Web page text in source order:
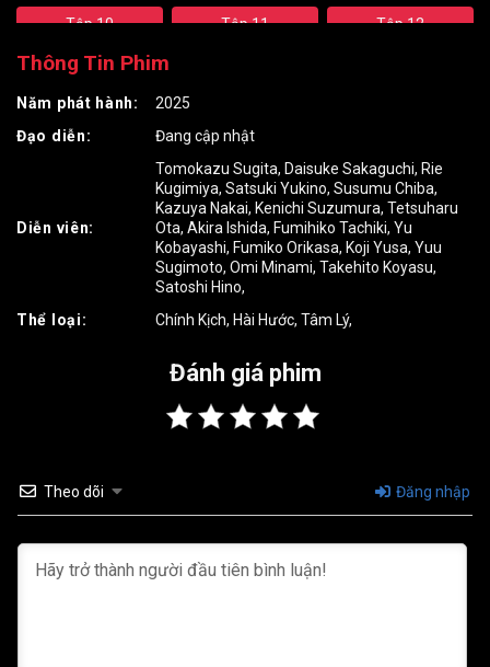
Tập 10 Tập 11 Tập 12
Thông Tin Phim
Năm phát hành:
2025
Đạo diễn:
Đang cập nhật
Diễn viên:
Tomokazu Sugita, Daisuke Sakaguchi, Rie
Kugimiya, Satsuki Yukino, Susumu Chiba,
Kazuya Nakai, Kenichi Suzumura, Tetsuharu
Ota, Akira Ishida, Fumihiko Tachiki, Yu
Kobayashi, Fumiko Orikasa, Koji Yusa, Yuu
Sugimoto, Omi Minami, Takehito Koyasu,
Satoshi Hino,
Thể loại:
Chính Kịch, Hài Hước, Tâm Lý,
Đánh giá phim
Theo dõi Đăng nhập